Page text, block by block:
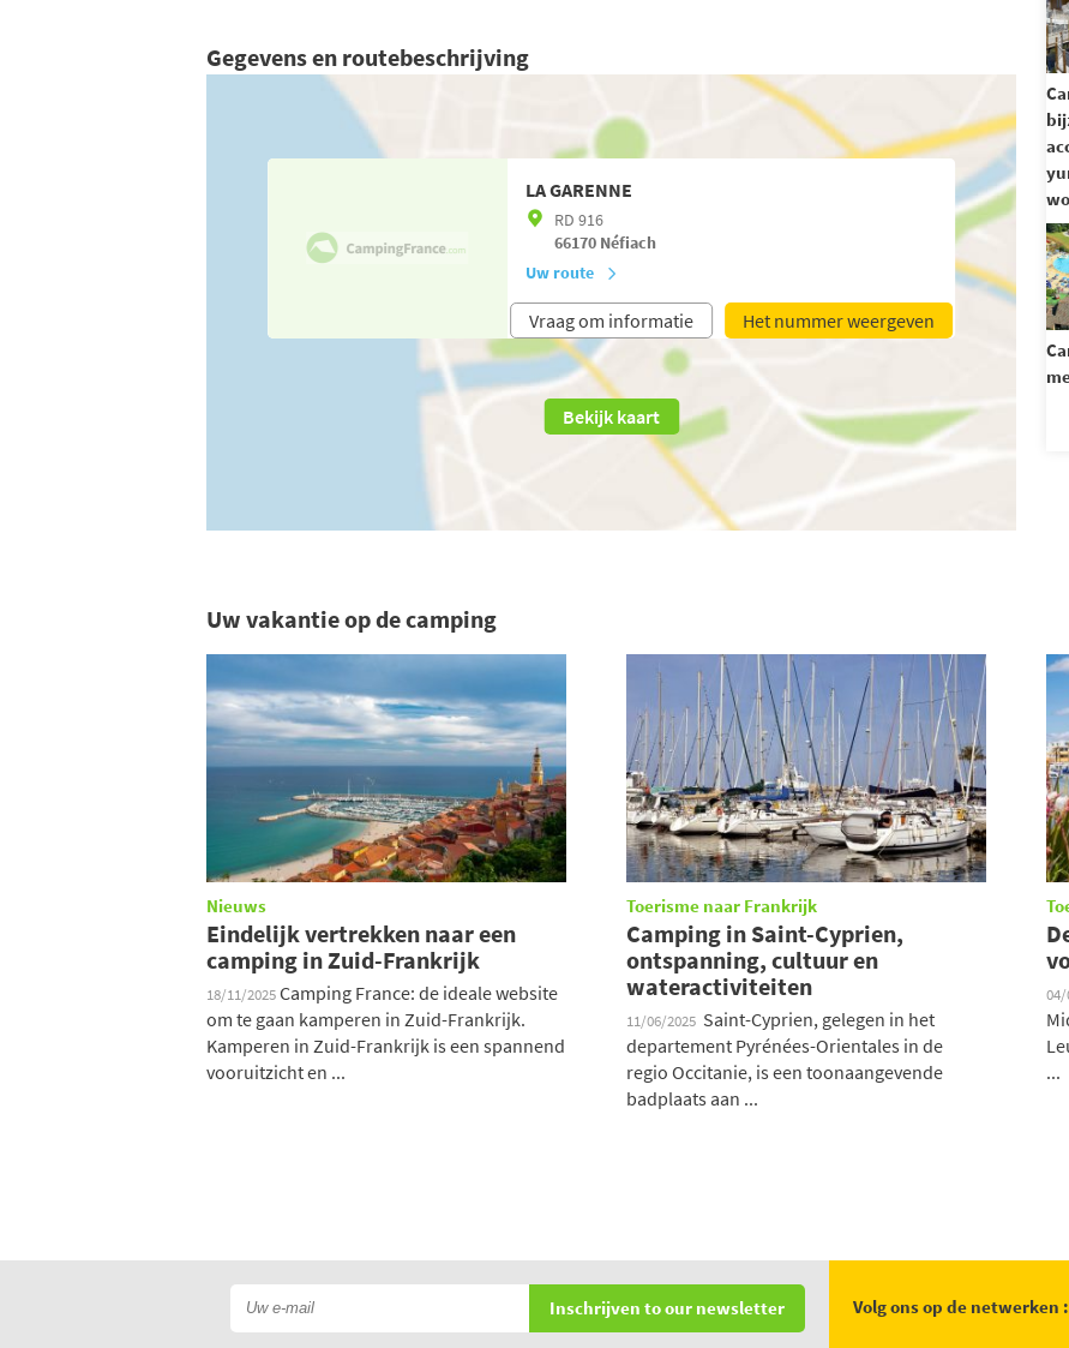
Gegevens en routebeschrijving
LA GARENNE
RD 916
66170 Néfiach
Uw route
Vraag om informatie Het nummer weergeven
Bekijk kaart
Uw vakantie op de camping
Nieuws
Eindelijk vertrekken naar een
camping in Zuid-Frankrijk
18/11/2025Camping France: de ideale website
om te gaan kamperen in Zuid-Frankrijk.
Kamperen in Zuid-Frankrijk is een spannend
vooruitzicht en ...
Toerisme naar Frankrijk
Camping in Saint-Cyprien,
ontspanning, cultuur en
wateractiviteiten
11/06/2025 Saint-Cyprien, gelegen in het
departement Pyrénées-Orientales in de
regio Occitanie, is een toonaangevende
badplaats aan ...
04/
...
Inschrijven to our newsletter Volg ons op de netwerken :